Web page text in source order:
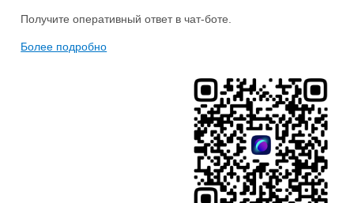
Получите оперативный ответ в чат-боте.
Более подробно